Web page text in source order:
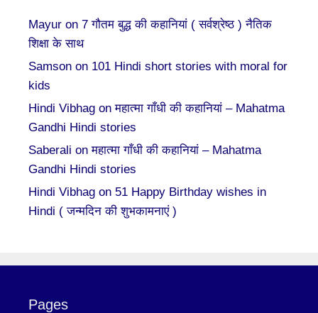
Mayur on 7 गौतम बुद्ध की कहानियां ( सर्वश्रेष्ठ ) नैतिक
शिक्षा के साथ
Samson on 101 Hindi short stories with moral for
kids
Hindi Vibhag onमहात्मा गाँधी की कहानियां – Mahatma
Gandhi Hindi stories
Saberali onमहात्मा गाँधी की कहानियां – Mahatma
Gandhi Hindi stories
Hindi Vibhag on 51 Happy Birthday wishes in
Hindi ( जन्मदिन की शुभकामनाएं )
Pages